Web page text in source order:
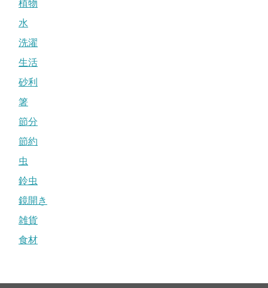
植物
水
洗濯
生活
砂利
箸
節分
節約
虫
鈴虫
鏡開き
雑貨
食材